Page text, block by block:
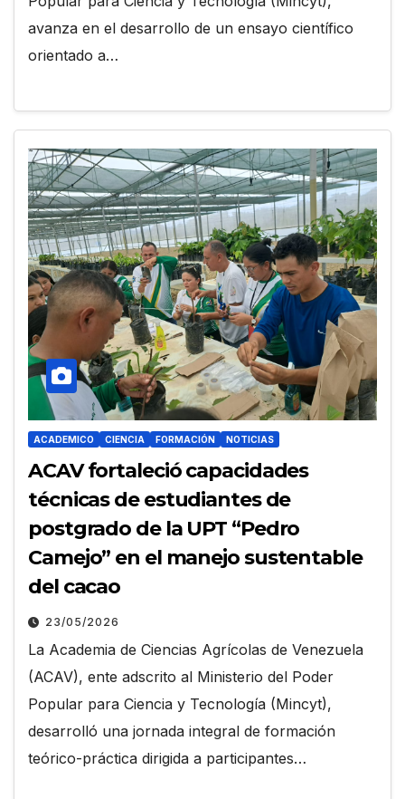
avanza en el desarrollo de un ensayo científico
orientado a…
ACADEMICO CIENCIA FORMACIÓN NOTICIAS
ACAV fortaleció capacidades
técnicas de estudiantes de
postgrado de la UPT “Pedro
Camejo” en el manejo sustentable
del cacao
23/05/2026
La Academia de Ciencias Agrícolas de Venezuela
(ACAV), ente adscrito al Ministerio del Poder
Popular para Ciencia y Tecnología (Mincyt),
desarrolló una jornada integral de formación
teórico-práctica dirigida a participantes…